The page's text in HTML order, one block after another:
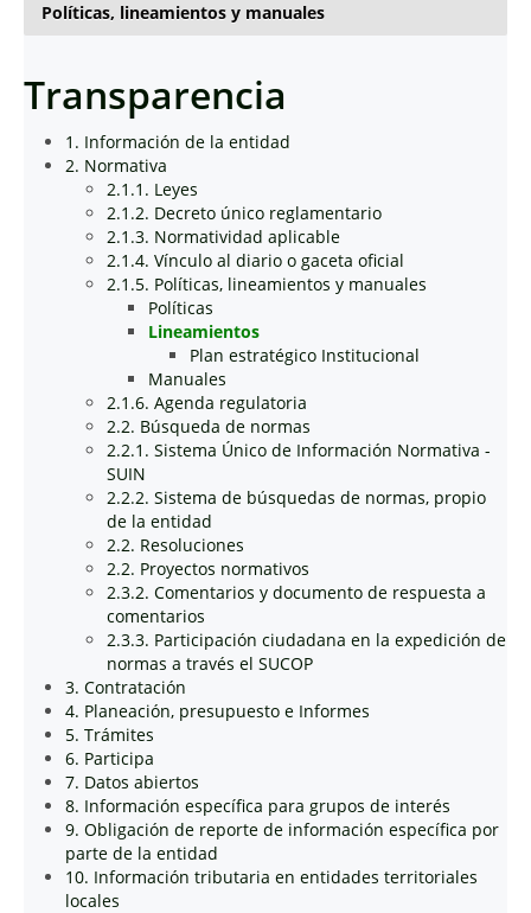
Políticas, lineamientos y manuales
Transparencia
1. Información de la entidad
2. Normativa
2.1.1. Leyes
2.1.2. Decreto único reglamentario
2.1.3. Normatividad aplicable
2.1.4. Vínculo al diario o gaceta oficial
2.1.5. Políticas, lineamientos y manuales
Políticas
Lineamientos
Plan estratégico Institucional
Manuales
2.1.6. Agenda regulatoria
2.2. Búsqueda de normas
2.2.1. Sistema Único de Información Normativa -
SUIN
2.2.2. Sistema de búsquedas de normas, propio
de la entidad
2.2. Resoluciones
2.2. Proyectos normativos
2.3.2. Comentarios y documento de respuesta a
comentarios
2.3.3. Participación ciudadana en la expedición de
normas a través el SUCOP
3. Contratación
4. Planeación, presupuesto e Informes
5. Trámites
6. Participa
7. Datos abiertos
8. Información específica para grupos de interés
9. Obligación de reporte de información específica por
parte de la entidad
10. Información tributaria en entidades territoriales
locales